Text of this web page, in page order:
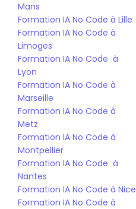
Mans
Formation IA No Code à Lille
Formation IA No Code à
Limoges
Formation IA No Code  à
Lyon
Formation IA No Code à
Marseille
Formation IA No Code à
Metz
Formation IA No Code à
Montpellier
Formation IA No Code  à
Nantes
Formation IA No Code à Nice
Formation IA No Code à